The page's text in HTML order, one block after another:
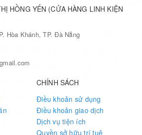
HỒNG YẾN (CỬA HÀNG LINH KIỆN
Hòa Khánh, TP. Đà Nẵng
CHÍNH SÁCH
Điều khoản sử dụng
Điều khoản giao dịch
Dịch vụ tiện ích
Quyền sở hữu trí tuệ